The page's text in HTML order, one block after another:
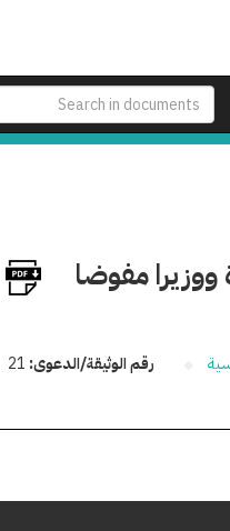
مفوضا
رقم الوثيقة/الدعوى: 21